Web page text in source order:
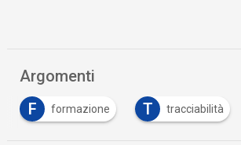
Argomenti
F
formazione T tracciabilità